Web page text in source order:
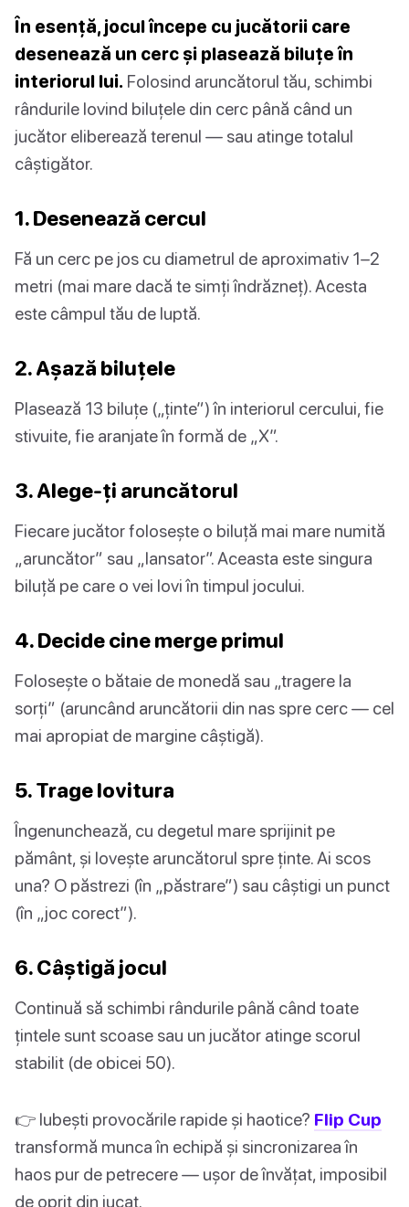
În esență, jocul începe cu jucătorii care
desenează un cerc și plasează biluțe în
interiorul lui. Folosind aruncătorul tău, schimbi
rândurile lovind biluțele din cerc până când un
jucător eliberează terenul — sau atinge totalul
câștigător.
1. Desenează cercul
Fă un cerc pe jos cu diametrul de aproximativ 1–2
metri (mai mare dacă te simți îndrăzneț). Acesta
este câmpul tău de luptă.
2. Așază biluțele
Plasează 13 biluțe („ținte”) în interiorul cercului, fie
stivuite, fie aranjate în formă de „X”.
3. Alege-ți aruncătorul
Fiecare jucător folosește o biluță mai mare numită
„aruncător” sau „lansator”. Aceasta este singura
biluță pe care o vei lovi în timpul jocului.
4. Decide cine merge primul
Folosește o bătaie de monedă sau „tragere la
sorți” (aruncând aruncătorii din nas spre cerc — cel
mai apropiat de margine câștigă).
5. Trage lovitura
Îngenunchează, cu degetul mare sprijinit pe
pământ, și lovește aruncătorul spre ținte. Ai scos
una? O păstrezi (în „păstrare”) sau câștigi un punct
(în „joc corect”).
6. Câștigă jocul
Continuă să schimbi rândurile până când toate
țintele sunt scoase sau un jucător atinge scorul
stabilit (de obicei 50).
👉 Iubești provocările rapide și haotice? Flip Cup
transformă munca în echipă și sincronizarea în
haos pur de petrecere — ușor de învățat, imposibil
de oprit din jucat.